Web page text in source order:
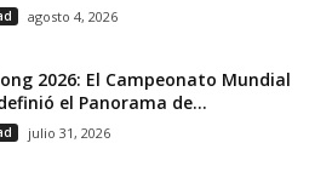
agosto 4, 2026
2026: El Campeonato Mundial
el Panorama de...
julio 31, 2026